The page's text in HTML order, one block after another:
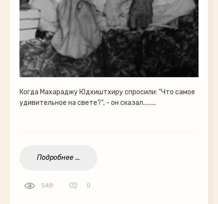
Когда Махараджу Юдхиштхиру спросили: "Что самое
удивительное на свете?", - он сказал.........
Подробнее ...
548 0